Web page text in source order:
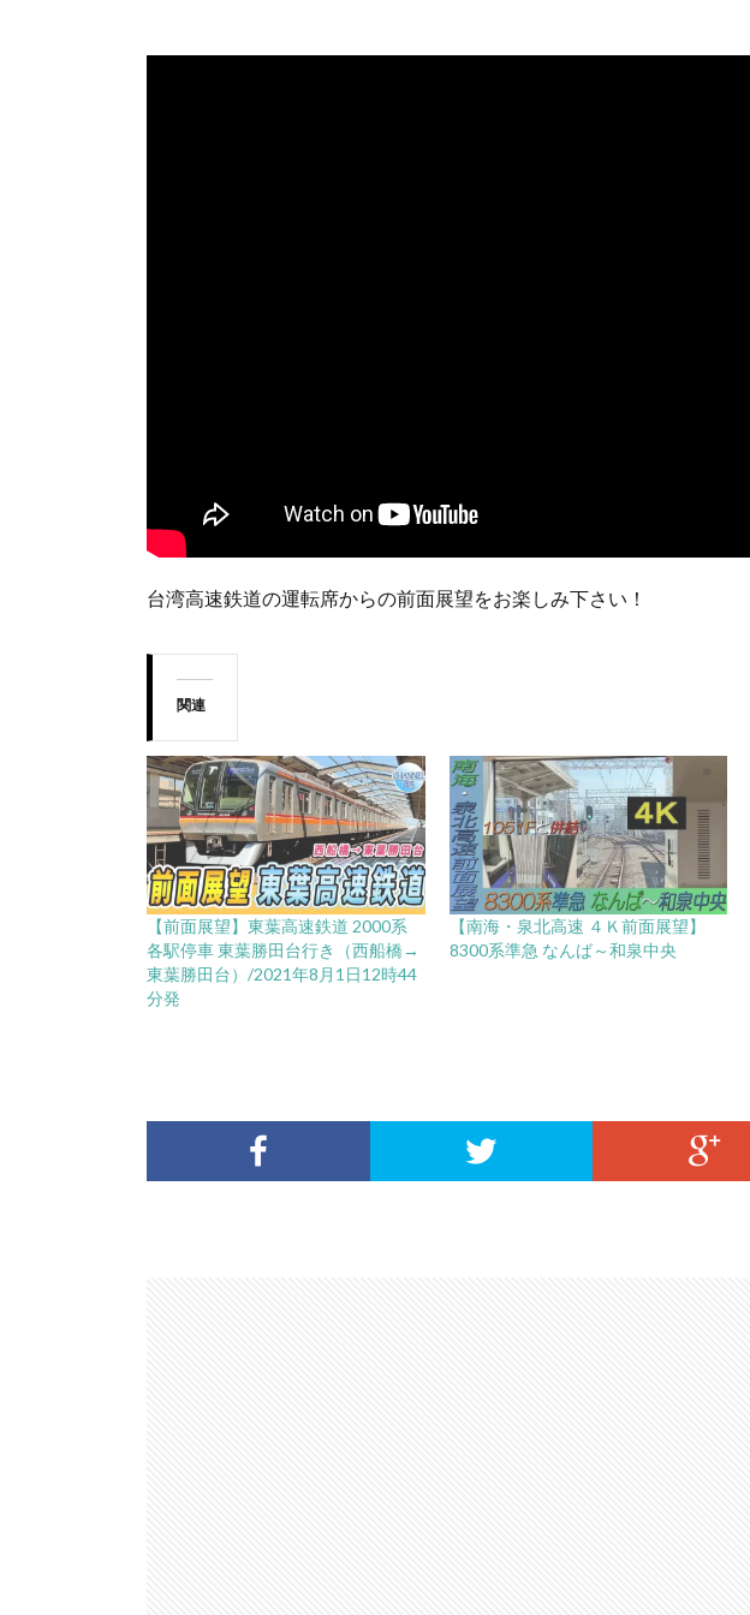
台湾高速鉄道の運転席からの前面展望をお楽しみ下さい！
関連
【前面展望】東葉高速鉄道 2000系
各駅停車 東葉勝田台行き（西船橋→
東葉勝田台）/2021年8月1日12時44
分発
【南海・泉北高速 ４Ｋ前面展望】
8300系準急 なんば～和泉中央